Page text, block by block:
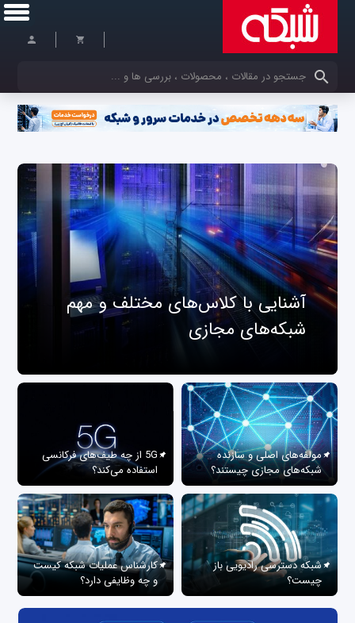
کلمات کلیدی خود را وارد کنید
آشنایی با کلاس‌های مختلف و مهم
شبکه‌های مجازی
مولفه‌های اصلی و سازنده
شبکه‌های مجازی چیستند؟
5G از چه طیف‌های فرکانسی
استفاده می‌کند؟
شبکه دسترسی رادیویی باز
چیست؟
کارشناس عملیات شبکه کیست
و چه وظایفی دارد؟